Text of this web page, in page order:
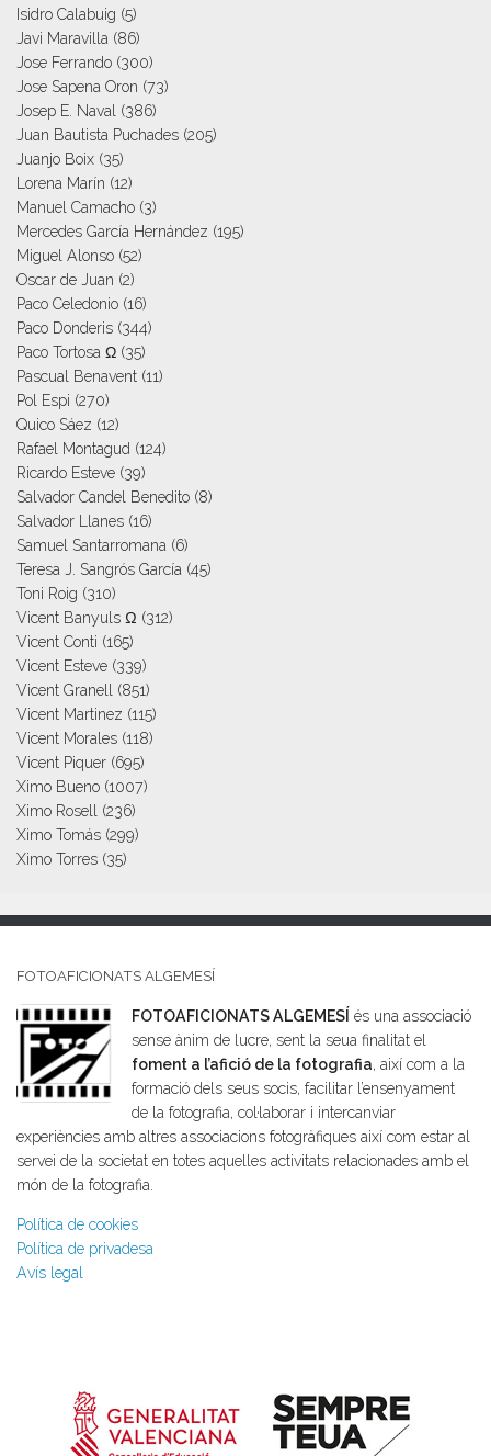
Isidro Calabuig (5)
Javi Maravilla (86)
Jose Ferrando (300)
Jose Sapena Oron (73)
Josep E. Naval
(386)
Juan Bautista Puchades (205)
Juanjo Boix (35)
Lorena Marín (12)
Manuel Camacho (3)
Mercedes García Hernández (195)
Miguel Alonso (52)
Oscar de Juan (2)
Paco Celedonio (16)
Paco Donderis (344)
Paco Tortosa Ω (35)
Pascual Benavent (11)
Pol Espi (270)
Quico Sáez (12)
Rafael Montagud (124)
Ricardo Esteve (39)
Salvador Candel Benedito (8)
Salvador Llanes (16)
Samuel Santarromana (6)
Teresa J. Sangrós García (45)
Toni Roig (310)
Vicent Banyuls Ω (312)
Vicent Conti (165)
Vicent Esteve (339)
Vicent Granell
(851)
Vicent Martinez (115)
Vicent Morales (118)
Vicent Piquer (695)
Ximo Bueno (1007)
Ximo Rosell
(236)
Ximo Tomás (299)
Ximo Torres (35)
FOTOAFICIONATS ALGEMESÍ
FOTOAFICIONATS ALGEMESÍ és una associació
sense ànim de lucre, sent la seua finalitat el
foment a l’afició de la fotografia, així com a la
formació dels seus socis, facilitar l’ensenyament
de la fotografia, col·laborar i intercanviar
experiències amb altres associacions fotogràfiques així com estar al
servei de la societat en totes aquelles activitats relacionades amb el
món de la fotografia.
Política de cookies
Política de privadesa
Avís legal